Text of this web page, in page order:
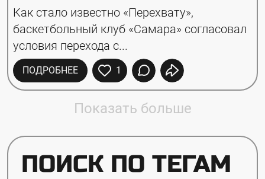
Как стало известно «Перехвату»,
баскетбольный клуб «Самара» согласовал
условия перехода с...
ПОДРОБНЕЕ 1
Показать больше
ПОИСК ПО ТЕГАМ